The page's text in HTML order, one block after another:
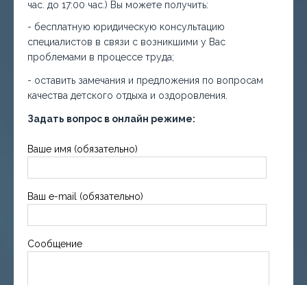
час. до 17:00 час.) Вы можете получить:
- бесплатную юридическую консультацию
специалистов в связи с возникшими у Вас
проблемами в процессе труда;
- оставить замечания и предложения по вопросам
качества детского отдыха и оздоровления.
Задать вопрос в онлайн режиме:
Ваше имя (обязательно)
Ваш e-mail (обязательно)
Сообщение